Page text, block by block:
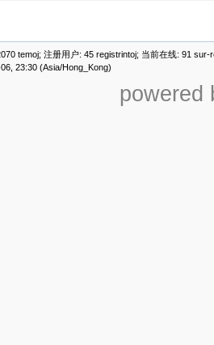
temoj; 注册用户: 45 registrintoj; 当前在线: 91
23:30 (Asia/Hong_Kong)
powered